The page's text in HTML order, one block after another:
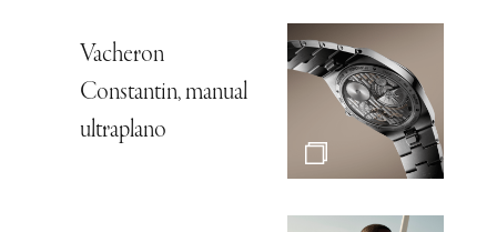
Vacheron
Constantin, manual
ultraplano